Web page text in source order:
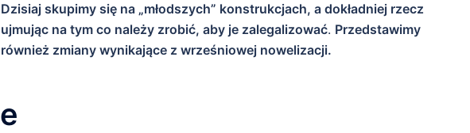
Dzisiaj skupimy się na „młodszych” konstrukcjach, a dokładniej rzecz
ujmując na tym co należy zrobić, aby je zalegalizować. Przedstawimy
również zmiany wynikające z wrześniowej nowelizacji.